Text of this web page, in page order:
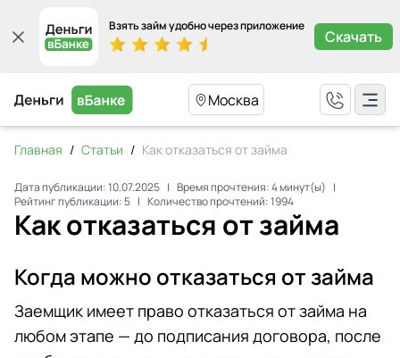
Взять займ удобно через приложение
Скачать
Москва
Главная / Статьи / Как отказаться от займа
Дата публикации:10.07.2025 | Время прочтения:4минут(ы) |
Рейтинг публикации:5 | Количество прочтений:1994
Как отказаться от займа
Когда можно отказаться от займа
Заемщик имеет право отказаться от займа на
любом этапе — до подписания договора, после